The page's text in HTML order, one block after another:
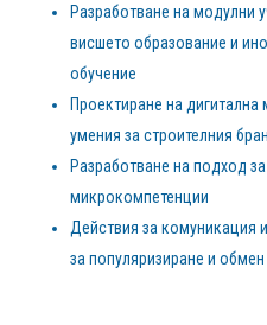
Разработване на модулни
висшетo образование и
обучение
Проектиране на
умения за строителния
Разработване на подход
микрокомпетенции
Действия за комуникация
за популяризиране и